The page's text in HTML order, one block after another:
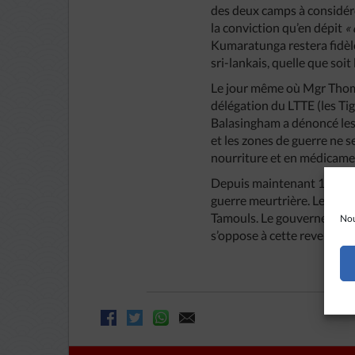
des deux camps à
la conviction qu’en dépit
Kumaratunga restera
sri-lankais, quelle que
Le jour même où Mgr
délégation du LTTE (les
Balasingham a dénoncé
et les zones de guerre ne
nourriture et en
Depuis maintenant 18
guerre meurtrière. Les
Tamouls. Le
s’oppose à cette